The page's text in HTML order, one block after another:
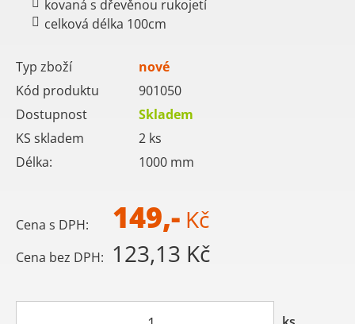
kovaná s dřevěnou rukojetí
celková délka 100cm
Typ zboží
nové
Kód produktu
901050
Dostupnost
Skladem
KS skladem
2 ks
Délka:
1000 mm
Cena s DPH: 149,- Kč
Cena bez DPH: 123,13 Kč